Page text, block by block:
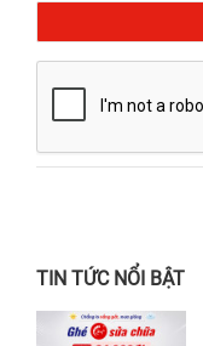
TIN TỨC NỔI BẬT